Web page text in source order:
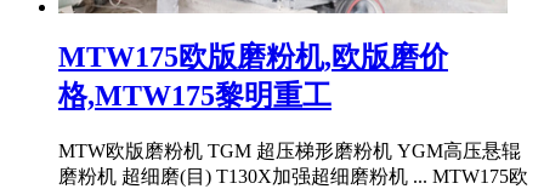
MTW175欧版磨粉机,欧版磨价
格,MTW175黎明重工
MTW欧版磨粉机 TGM 超压梯形磨粉机 YGM高压悬辊
磨粉机 超细磨(目) T130X加强超细磨粉机 ... MTW175欧